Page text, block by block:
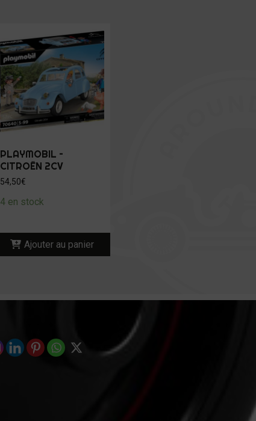
PLAYMOBIL –
CITROËN 2CV
54,50€
4 en stock
Ajouter au panier